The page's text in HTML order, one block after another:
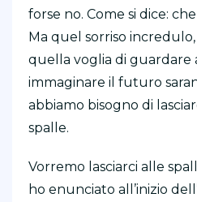
forse no. Come si dice:
Ma quel sorriso
quella voglia di guardare
immaginare il futuro
abbiamo bisogno di
spalle.
Vorremo lasciarci alle
ho enunciato all’inizio